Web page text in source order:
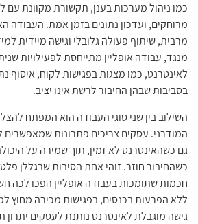
כמו ניהול מערכות בענן, תקשורת מקוונת עם
מרוחקים, ועדכון נתונים בזמן אמת. העבודה
מרבית, שיתוף פעולה גלובלי וגישה מיידית
מנגד, עבודה אופליין מתייחסת לפעילויות
לאינטרנט, כמו מצגות בפגישות לקוח, איסוף
בסביבות שבהן החיבור לרשת אינו יציב.
השילוב בין שני סוגי העבודה הוא המפתח
המודרני. עסקים צריכים פתרונות
גם כשהאינטרנט לא זמין, תוך שמירה על
כשהחיבור חוזר. זוהי אחת הסיבות שבגללן
חכמות שתומכות בעבודה אופליין הפכו לכה
ללא הפרעות בכנסים, בפגישות מכירה מחוץ
גישה מוגבלת לאינטרנט נותנת לעסקים יתרון